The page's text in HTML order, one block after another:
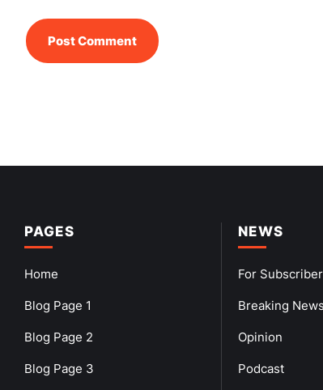
PAGES
Home
Blog Page 1
Blog Page 2
Blog Page 3
NEWS
For
Breaking News
Opinion
Podcast